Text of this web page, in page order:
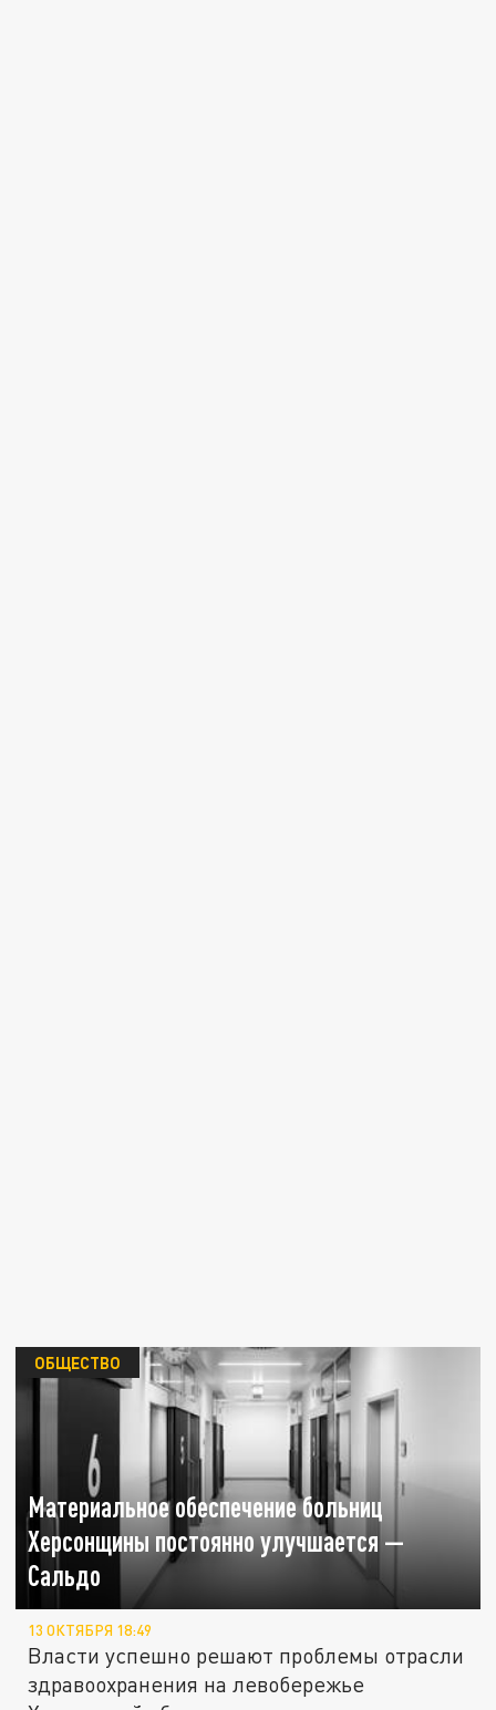
Материальное обеспечение больниц
Херсонщины постоянно улучшается —
Сальдо
ОБЩЕСТВО
13 ОКТЯБРЯ 18:49
Власти успешно решают проблемы отрасли
здравоохранения на левобережье